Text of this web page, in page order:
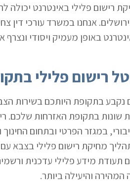
רישום פלילי באינטרנט
אנחנו במשרד עורכי דין
באופן מעמיק ויסודי
רישום פלילי
בתקופת היותכם בשירות
בתקופת האזרחות שלכם.
במגזר הפרטי ובתחום
מחיקת רישום פלילי בצבא
תעודת מידע פלילי עדכנית
המהירה והיעילה ביותר.